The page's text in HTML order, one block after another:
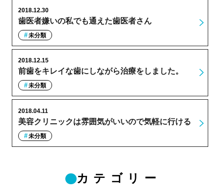
歯医者嫌いの私でも通えた歯医者さん
2018.12.30
未分類
前歯をキレイな歯にしながら治療をしました。
2018.12.15
未分類
美容クリニックは雰囲気がいいので気軽に行ける
2018.04.11
未分類
カテゴリー